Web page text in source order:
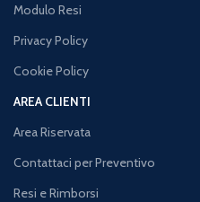
Modulo Resi
Privacy Policy
Cookie Policy
AREA CLIENTI
Area Riservata
Contattaci per Preventivo
Resi e Rimborsi